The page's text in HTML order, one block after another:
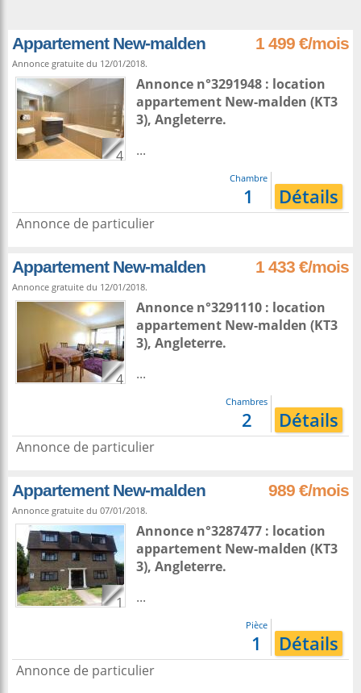
Appartement New-malden 1 499 €/mois
Annonce gratuite du 12/01/2018.
4
Annonce n°3291948 : location
appartement New-malden (KT3
3), Angleterre.
...
Chambre
1 Détails
Annonce de particulier
Appartement New-malden 1 433 €/mois
Annonce gratuite du 12/01/2018.
4
Annonce n°3291110 : location
appartement New-malden (KT3
3), Angleterre.
...
Chambres
2 Détails
Annonce de particulier
Appartement New-malden 989 €/mois
Annonce gratuite du 07/01/2018.
1
Annonce n°3287477 : location
appartement New-malden (KT3
3), Angleterre.
...
Pièce
1 Détails
Annonce de particulier